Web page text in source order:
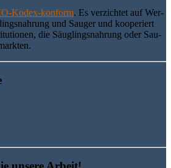
Kodex-kon­form. Es ver­zich­tet auf Wer­
und Sau­ger und koope­riert
die Säug­lings­nah­rung oder Sau­